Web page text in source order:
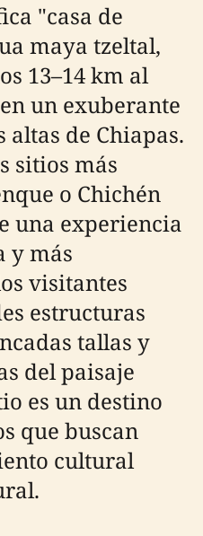
"casa de
maya tzeltal,
13–14 km al
un exuberante
de Chiapas.
sitios más
o Chichén
una experiencia
y más
visitantes
estructuras
tallas y
del paisaje
es un destino
que buscan
cultural